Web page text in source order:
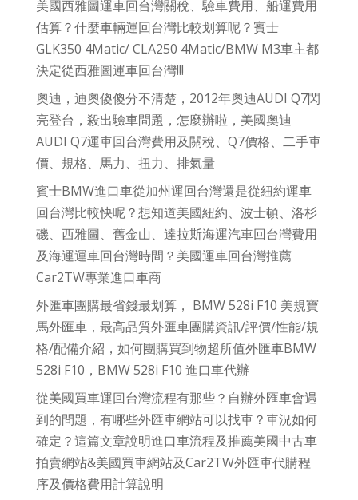
美國西雅圖運車回台灣關稅、驗車費用、船運費用
估算？什麼車輛運回台灣比較划算呢？賓士
GLK350 4Matic/ CLA250 4Matic/BMW M3車主都
決定從西雅圖運車回台灣!!!
奧迪，迪奧傻傻分不清楚，2012年奧迪AUDI Q7閃
亮登台，殺出驗車問題，怎麼辦啦，美國奧迪
AUDI Q7運車回台灣費用及關稅、Q7價格、二手車
價、規格、馬力、扭力、排氣量
賓士BMW進口車從加州運回台灣還是從紐約運車
回台灣比較快呢？想知道美國紐約、波士頓、洛杉
磯、西雅圖、舊金山、達拉斯海運汽車回台灣費用
及海運運車回台灣時間？美國運車回台灣推薦
Car2TW專業進口車商
外匯車團購最省錢最划算， BMW 528i F10 美規寶
馬外匯車，最高品質外匯車團購資訊/評價/性能/規
格/配備介紹，如何團購買到物超所值外匯車BMW
528i F10，BMW 528i F10 進口車代辦
從美國買車運回台灣流程有那些？自辦外匯車會遇
到的問題，有哪些外匯車網站可以找車？車況如何
確定？這篇文章說明進口車流程及推薦美國中古車
拍賣網站&美國買車網站及Car2TW外匯車代購程
序及價格費用計算說明